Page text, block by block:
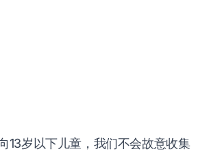
13岁以下儿童，我们不会故意收集